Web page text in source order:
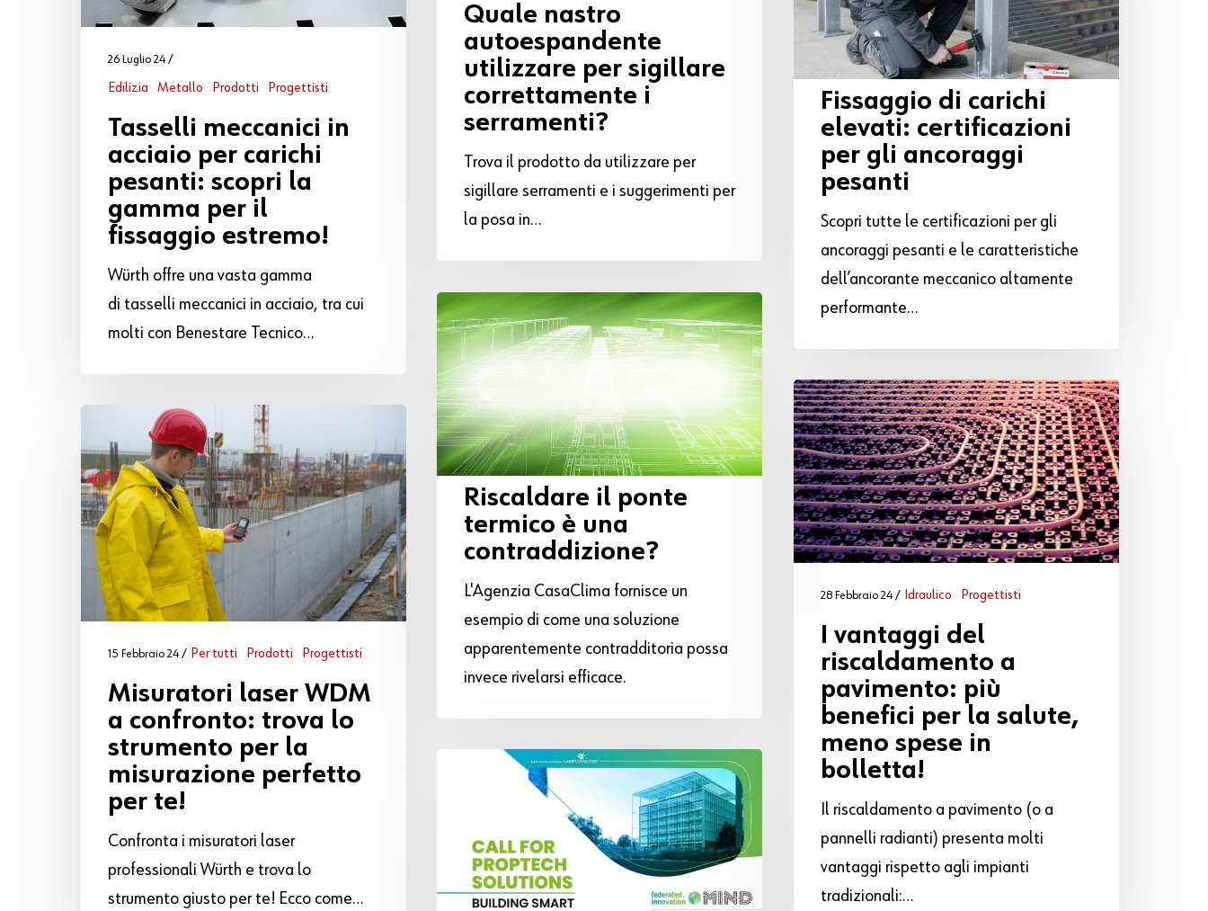
Quale nastro
autoespandente
utilizzare per sigillare
correttamente i
serramenti?
Trova il prodotto da utilizzare per
sigillare serramenti e i suggerimenti per
la posa in…
26 Luglio 24
Edilizia Metallo Prodotti Progettisti
Tasselli meccanici in
acciaio per carichi
pesanti: scopri la
gamma per il
fissaggio estremo!
Würth offre una vasta gamma
di tasselli meccanici in acciaio, tra cui
molti con Benestare Tecnico…
Fissaggio di carichi
elevati: certificazioni
per gli ancoraggi
pesanti
Scopri tutte le certificazioni per gli
ancoraggi pesanti e le caratteristiche
dell’ancorante meccanico altamente
performante…
Riscaldare il ponte
termico è una
contraddizione?
L'Agenzia CasaClima fornisce un
esempio di come una soluzione
apparentemente contradditoria possa
invece rivelarsi efficace.
28 Febbraio 24 Idraulico Progettisti
I vantaggi del
riscaldamento a
pavimento: più
benefici per la salute,
meno spese in
bolletta!
Il riscaldamento a pavimento (o a
pannelli radianti) presenta molti
vantaggi rispetto agli impianti
tradizionali:…
15 Febbraio 24 Per tutti Prodotti Progettisti
Misuratori laser WDM
a confronto: trova lo
strumento per la
misurazione perfetto
per te!
Confronta i misuratori laser
professionali Würth e trova lo
strumento giusto per te! Ecco come…